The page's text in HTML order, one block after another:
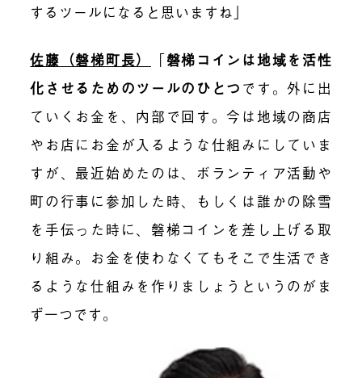
するツールになると思いますね」
佐藤（磐梯町長） 「磐梯コインは地域を活性
化させるためのツールのひとつ です。外に出
ていくお金を、内部で回す。今は地域の商店
やお店にお金が入るような仕組みにしていま
すが、最近始めたのは、ボランティア活動や
町の行事に参加した時、もしくは誰かの除雪
を手伝った時に、磐梯コインを差し上げる取
り組み。お金を使わなくてもそこで生活でき
るような仕組みを作りましょうというのがま
ず一つです。